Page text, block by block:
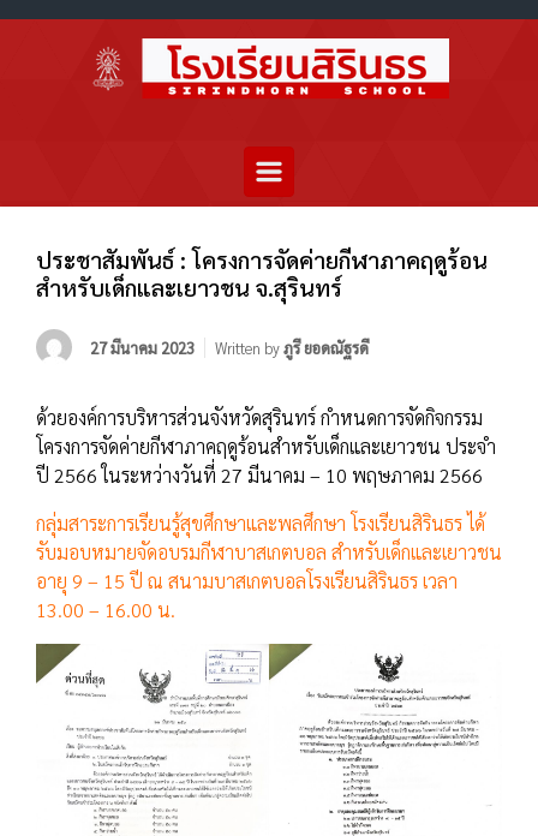
ประชาสัมพันธ์ : โครงการจัดค่ายกีฬาภาคฤดูร้อน
สำหรับเด็กและเยาวชน จ.สุรินทร์
27 มีนาคม 2023 Written byภูรี ยอดณัฐรดี
ด้วยองค์การบริหารส่วนจังหวัดสุรินทร์ กำหนดการจัดกิจกรรม
โครงการจัดค่ายกีฬาภาคฤดูร้อนสำหรับเด็กและเยาวชน ประจำ
ปี 2566 ในระหว่างวันที่ 27 มีนาคม – 10 พฤษภาคม 2566
กลุ่มสาระการเรียนรู้สุขศึกษาและพลศึกษา โรงเรียนสิรินธร ได้
รับมอบหมายจัดอบรมกีฬาบาสเกตบอล สำหรับเด็กและเยาวชน
อายุ 9 – 15 ปี ณ สนามบาสเกตบอลโรงเรียนสิรินธร เวลา
13.00 – 16.00 น.